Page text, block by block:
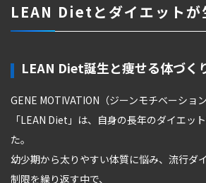
LEAN Dietとダイエットが
LEAN Diet誕生と痩せる体づく
GENE MOTIVATION（ジーンモチベーショ
「LEAN Diet」は、自身の長年のダイエッ
た。
幼少期から太りやすい体質に悩み、流行ダ
制限を繰り返す中で、